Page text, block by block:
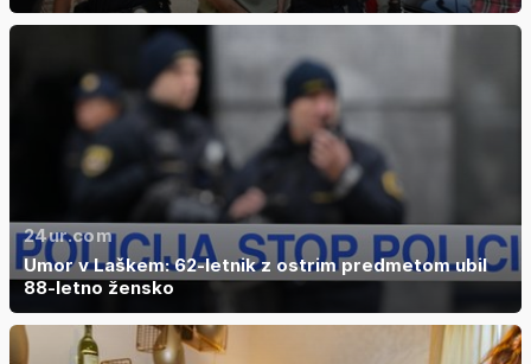
24ur.com
Umor v Laškem: 62-letnik z ostrim predmetom ubil
88-letno žensko